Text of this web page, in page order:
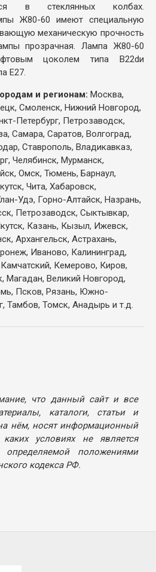
в стеклянных колбах.
Ж80-60 имеют специальную
механическую прочность
прозрачная. Лампа Ж80-60
цоколем типа B22dи
Е27.
и регионам: Москва,
Смоленск, Нижний Новгород,
Петербург, Петрозаводск,
Самара, Саратов, Волгоград,
Ставрополь, Владикавказ,
Челябинск, Мурманск,
Омск, Тюмень, Барнаул,
Чита, Хабаровск,
Удэ, Горно-Алтайск, Назрань,
Петрозаводск, Сыктывкар,
Казань, Кызыл, Ижевск,
Архангельск, Астрахань,
Иваново, Калининград,
Кемерово, Киров,
Магадан, Великий Новгород,
Псков, Рязань, Южно-
Тамбов, Томск, Анадырь и т.д.
что данный сайт и все
каталоги, статьи и
нём, носят информационный
условиях не является
определяемой положениями
кодекса РФ.